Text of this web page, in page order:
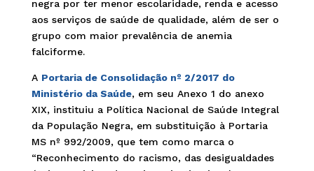
negra por ter menor escolaridade, renda e acesso
aos serviços de saúde de qualidade, além de ser o
grupo com maior prevalência de anemia
falciforme.
A Portaria de Consolidação nº 2/2017 do
Ministério da Saúde, em seu Anexo 1 do anexo
XIX, instituiu a Política Nacional de Saúde Integral
da População Negra, em substituição à Portaria
MS nº 992/2009, que tem como marca o
“Reconhecimento do racismo, das desigualdades